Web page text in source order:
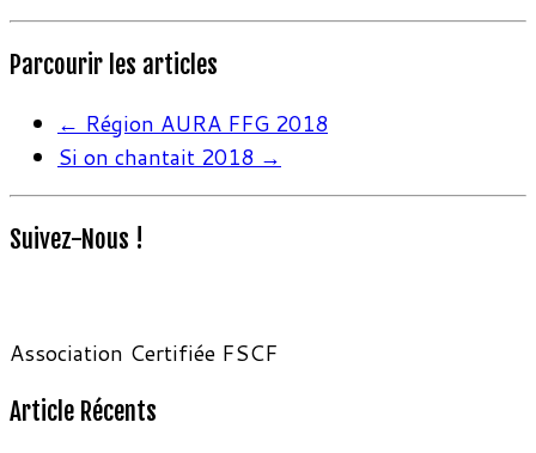
Parcourir les articles
← Région AURA FFG 2018
Si on chantait 2018 →
Suivez-Nous !
Association Certifiée FSCF
Article Récents